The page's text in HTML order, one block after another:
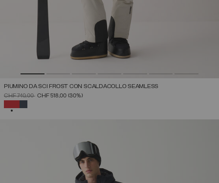
PIUMINO DA SCI FROST CON SCALDACOLLO SEAMLESS
PREZZO RIDOTTO DA
CHF 740,00ACHF 518,00 (30%)